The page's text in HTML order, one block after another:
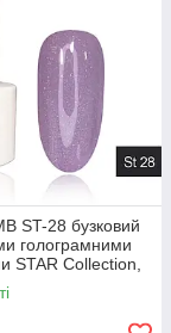
ST-28 бузковий
голограмними
STAR Collection,
мл